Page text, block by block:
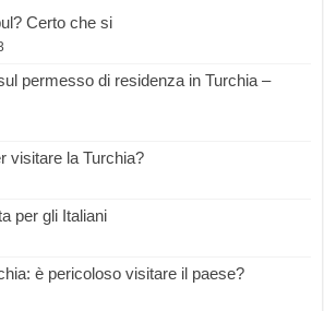
Certo che si
permesso di residenza in Turchia –
visitare la Turchia?
per gli Italiani
è pericoloso visitare il paese?